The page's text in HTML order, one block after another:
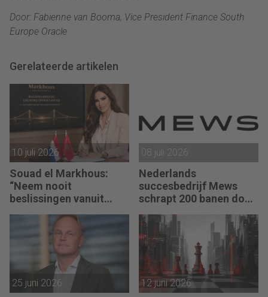
Door: Fabienne van Booma, Vice President Finance South
Europe Oracle
Gerelateerde artikelen
10 juli 2026
Souad el Markhous:
“Neem nooit
beslissingen vanuit
angst, maar vanuit
08 juli 2026
Nederlands
succesbedrijf Mews
schrapt 200 banen door
inzet AI
25 juni 2026 12 juni 2026